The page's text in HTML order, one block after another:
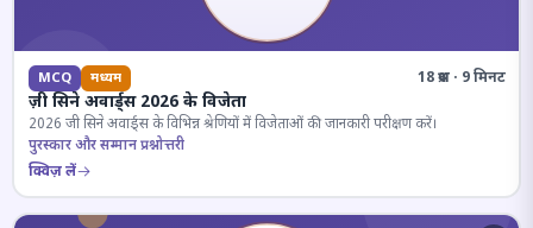
MCQ मध्यम 18 प्रश्न · 9 मिनट
ज़ी सिने अवार्ड्स 2026 के विजेता
2026 जी सिने अवार्ड्स के विभिन्न श्रेणियों में विजेताओं की जानकारी परीक्षण करें।
पुरस्कार और सम्मान प्रश्नोत्तरी
क्विज़ लें